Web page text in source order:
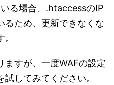
る場合、.htaccessのIP
るため、更新できなくな
ますが、一度WAFの設定
してみてください。